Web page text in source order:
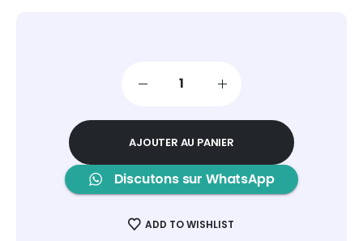
AJOUTER AU PANIER
Discutons sur WhatsApp
ADD TO WISHLIST